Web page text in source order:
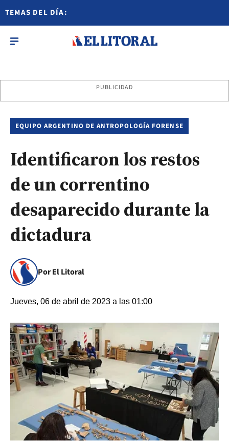
TEMAS DEL DÍA:
PUBLICIDAD
EQUIPO ARGENTINO DE ANTROPOLOGÍA FORENSE
Identificaron los restos
de un correntino
desaparecido durante la
dictadura
Por El Litoral
Jueves, 06 de abril de 2023 a las 01:00